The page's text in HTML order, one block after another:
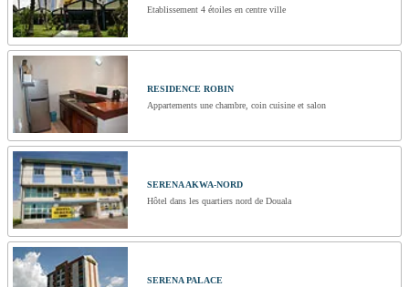
Etablissement 4 étoiles en centre ville
RESIDENCE ROBIN
Appartements une chambre, coin cuisine et salon
SERENA AKWA-NORD
Hôtel dans les quartiers nord de Douala
SERENA PALACE